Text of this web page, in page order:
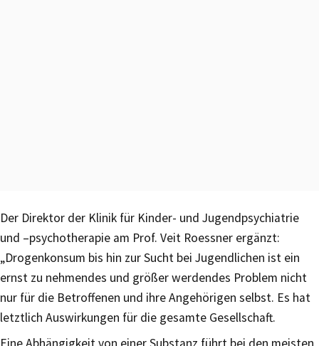
Der Direktor der Klinik für Kinder- und Jugendpsychiatrie
und –psychotherapie am Prof. Veit Roessner ergänzt:
„Drogenkonsum bis hin zur Sucht bei Jugendlichen ist ein
ernst zu nehmendes und größer werdendes Problem nicht
nur für die Betroffenen und ihre Angehörigen selbst. Es hat
letztlich Auswirkungen für die gesamte Gesellschaft.